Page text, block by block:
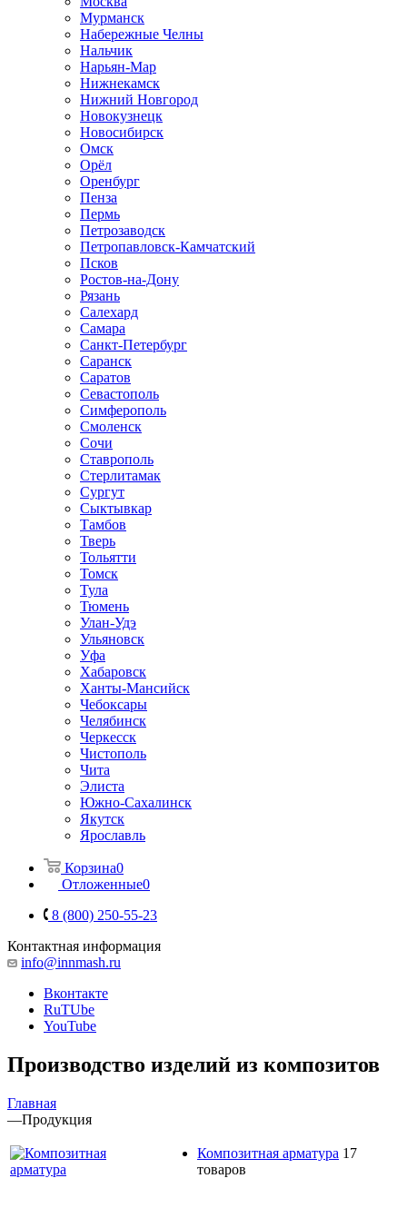
Мурманск
Набережные Челны
Нальчик
Нарьян-Мар
Нижнекамск
Нижний Новгород
Новокузнецк
Новосибирск
Омск
Орёл
Оренбург
Пенза
Пермь
Петрозаводск
Петропавловск-Камчатский
Псков
Ростов-на-Дону
Рязань
Салехард
Самара
Санкт-Петербург
Саранск
Саратов
Севастополь
Симферополь
Смоленск
Сочи
Ставрополь
Стерлитамак
Сургут
Сыктывкар
Тамбов
Тверь
Тольятти
Томск
Тула
Тюмень
Улан-Удэ
Ульяновск
Уфа
Хабаровск
Ханты-Мансийск
Чебоксары
Челябинск
Черкесск
Чистополь
Чита
Элиста
Южно-Сахалинск
Якутск
Ярославль
Корзина0
Отложенные0
8 (800) 250-55-23
Контактная информация
info@innmash.ru
Вконтакте
RuTUbe
YouTube
Производство изделий из композитов
Главная
—Продукция
Композитная арматура 17
товаров